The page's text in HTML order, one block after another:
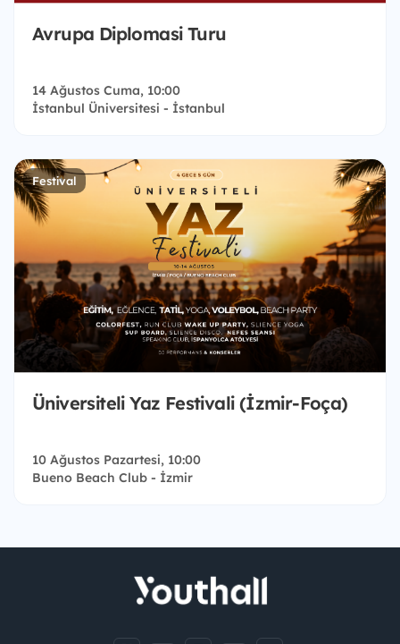
Avrupa Diplomasi Turu
14 Ağustos Cuma, 10:00
İstanbul Üniversitesi - İstanbul
Festival
Üniversiteli Yaz Festivali (İzmir-Foça)
10 Ağustos Pazartesi, 10:00
Bueno Beach Club - İzmir